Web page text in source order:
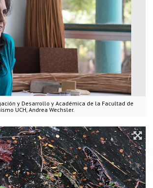
y Desarrollo y Académica de la Facultad de
UCH, Andrea Wechsler.